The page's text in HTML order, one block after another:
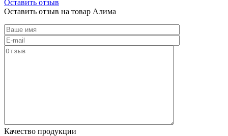
Оставить отзыв
Оставить отзыв на товар Алима
Качество продукции